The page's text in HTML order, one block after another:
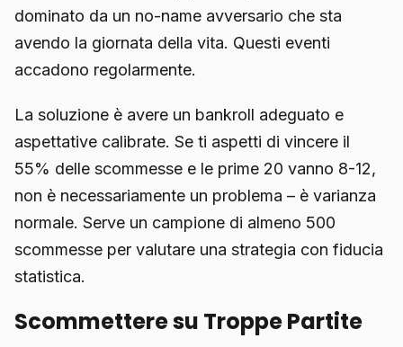
dominato da un no-name avversario che sta
avendo la giornata della vita. Questi eventi
accadono regolarmente.
La soluzione è avere un bankroll adeguato e
aspettative calibrate. Se ti aspetti di vincere il
55% delle scommesse e le prime 20 vanno 8-12,
non è necessariamente un problema – è varianza
normale. Serve un campione di almeno 500
scommesse per valutare una strategia con fiducia
statistica.
Scommettere su Troppe Partite